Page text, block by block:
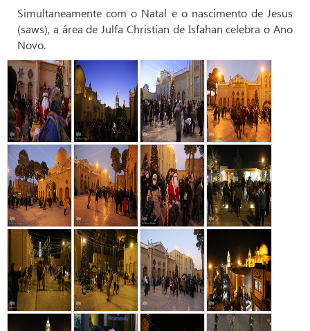
Simultaneamente com o Natal e o nascimento de Jesus
(saws), a área de Julfa Christian de Isfahan celebra o Ano
Novo.